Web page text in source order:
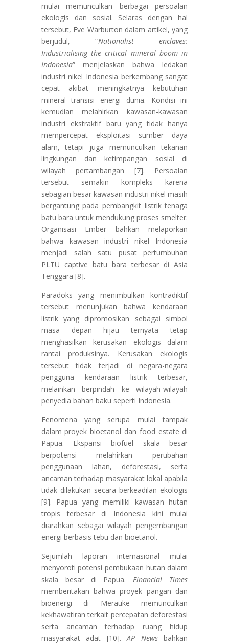
mulai memunculkan berbagai persoalan
ekologis dan sosial. Selaras dengan hal
tersebut, Eve Warburton dalam artikel, yang
berjudul, “Nationalist enclaves:
Industrialising the critical mineral boom in
Indonesia” menjelaskan bahwa ledakan
industri nikel Indonesia berkembang sangat
cepat akibat meningkatnya kebutuhan
mineral transisi energi dunia. Kondisi ini
kemudian melahirkan kawasan-kawasan
industri ekstraktif baru yang tidak hanya
mempercepat eksploitasi sumber daya
alam, tetapi juga memunculkan tekanan
lingkungan dan ketimpangan sosial di
wilayah pertambangan [7]. Persoalan
tersebut semakin kompleks karena
sebagian besar kawasan industri nikel masih
bergantung pada pembangkit listrik tenaga
batu bara untuk mendukung proses smelter.
Organisasi Ember bahkan melaporkan
bahwa kawasan industri nikel Indonesia
menjadi salah satu pusat pertumbuhan
PLTU captive batu bara terbesar di Asia
Tenggara [8].
Paradoks yang menimbulkan kontradiktif
tersebut menunjukan bahwa kendaraan
listrik yang dipromosikan sebagai simbol
masa depan hijau ternyata tetap
menghasilkan kerusakan ekologis dalam
rantai produksinya. Kerusakan ekologis
tersebut tidak terjadi di negara-negara
pengguna kendaraan listrik terbesar,
melainkan berpindah ke wilayah-wilayah
penyedia bahan baku seperti Indonesia.
Fenomena yang serupa mulai tampak
dalam proyek bioetanol dan food estate di
Papua. Ekspansi biofuel skala besar
berpotensi melahirkan perubahan
penggunaan lahan, deforestasi, serta
ancaman terhadap masyarakat lokal apabila
tidak dilakukan secara berkeadilan ekologis
[9]. Papua yang memiliki kawasan hutan
tropis terbesar di Indonesia kini mulai
diarahkan sebagai wilayah pengembangan
energi berbasis tebu dan bioetanol.
Sejumlah laporan internasional mulai
menyoroti potensi pembukaan hutan dalam
skala besar di Papua.Financial Times
memberitakan bahwa proyek pangan dan
bioenergi di Merauke memunculkan
kekhawatiran terkait percepatan deforestasi
serta ancaman terhadap ruang hidup
masyarakat adat [10].AP Newsbahkan